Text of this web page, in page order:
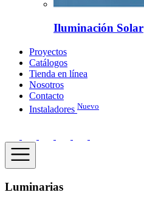
Iluminación Solar
Proyectos
Catálogos
Tienda en línea
Nosotros
Contacto
Instaladores Nuevo
Luminarias